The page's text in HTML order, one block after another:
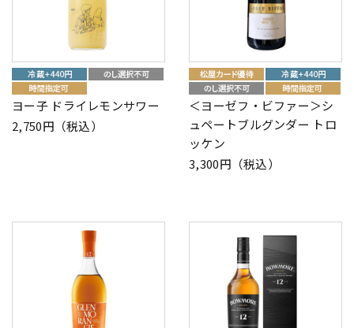
ヨー子 ドライレモンサワー
2,750円（税込）
＜ヨーゼフ・ビファー＞シ
ュペートブルグンダー トロ
ッケン
3,300円（税込）